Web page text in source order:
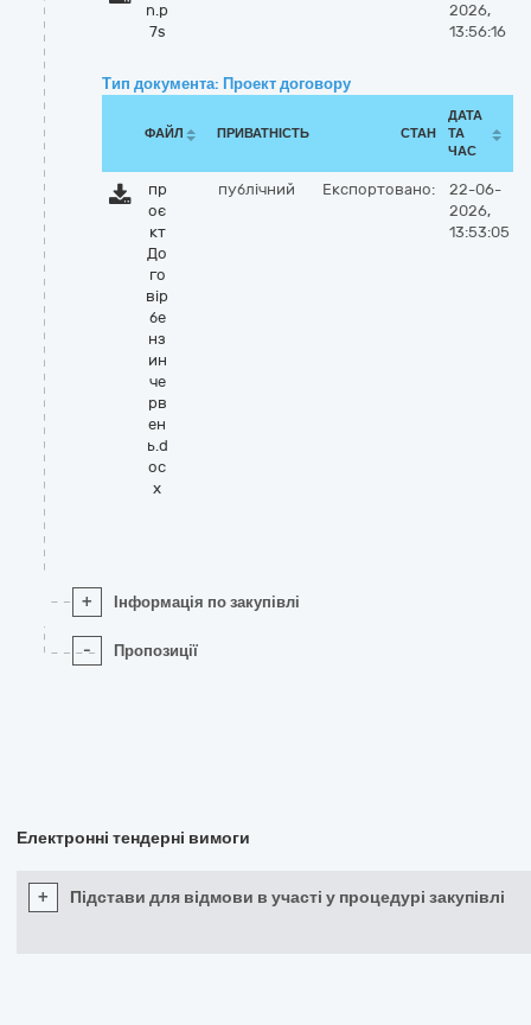
n.p
7s
2026,
13:56:16
Тип документа: Проект договору
ФАЙЛ ПРИВАТНІСТЬ СТАН
ДАТА
ТА
ЧАС
пр
оє
кт
До
го
вір
бе
нз
ин
че
рв
ен
ь.d
oc
x
публічний Експортовано:
22-06-
2026,
13:53:05
+ Інформація по закупівлі
- Пропозиції
Електронні тендерні вимоги
+ Підстави для відмови в участі у процедурі закупівлі